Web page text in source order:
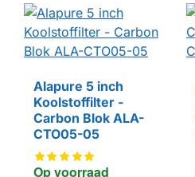
HUISMERK
Op voorraad
Alapure 5 inch
Koolstoffilter -
Carbon Blok ALA-
CTO05-05